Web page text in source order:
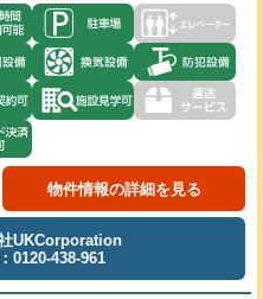
物件情報の詳細を見る
UKCorporation
0120-438-961